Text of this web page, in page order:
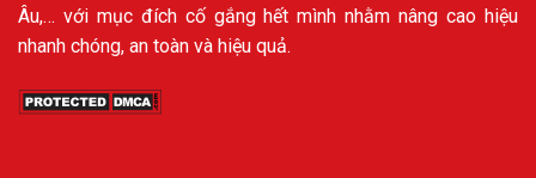
Âu,… với mục đích cố gắng hết mình nhằm nâng cao hiệu
nhanh chóng, an toàn và hiệu quả.